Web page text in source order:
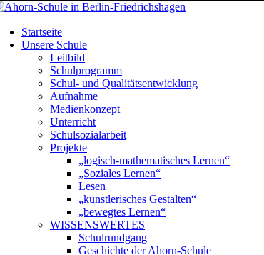
Startseite
Unsere Schule
Leitbild
Schulprogramm
Schul- und Qualitätsentwicklung
Aufnahme
Medienkonzept
Unterricht
Schulsozialarbeit
Projekte
„logisch-mathematisches Lernen“
„Soziales Lernen“
Lesen
„künstlerisches Gestalten“
„bewegtes Lernen“
WISSENSWERTES
Schulrundgang
Geschichte der Ahorn-Schule